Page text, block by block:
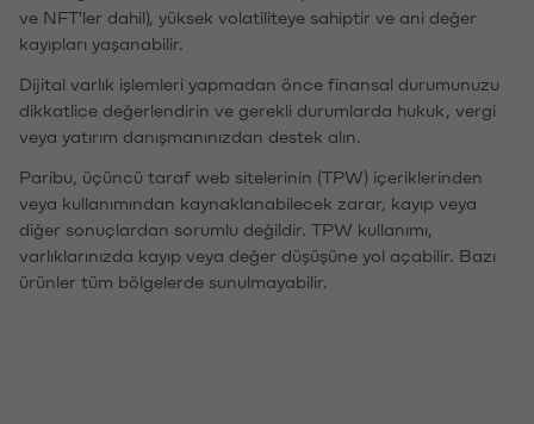
ve NFT'ler dahil), yüksek volatiliteye sahiptir ve ani değer
kayıpları yaşanabilir.
Dijital varlık işlemleri yapmadan önce finansal durumunuzu
dikkatlice değerlendirin ve gerekli durumlarda hukuk, vergi
veya yatırım danışmanınızdan destek alın.
Paribu, üçüncü taraf web sitelerinin (TPW) içeriklerinden
veya kullanımından kaynaklanabilecek zarar, kayıp veya
diğer sonuçlardan sorumlu değildir. TPW kullanımı,
varlıklarınızda kayıp veya değer düşüşüne yol açabilir. Bazı
ürünler tüm bölgelerde sunulmayabilir.